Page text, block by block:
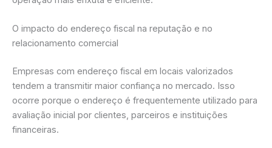
O impacto do endereço fiscal na reputação e no
relacionamento comercial
Empresas com endereço fiscal em locais valorizados
tendem a transmitir maior confiança no mercado. Isso
ocorre porque o endereço é frequentemente utilizado para
avaliação inicial por clientes, parceiros e instituições
financeiras.